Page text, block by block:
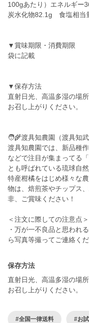
100gあたり）エネルギ
炭水化物82.1g 食塩相当
▼賞味期限・消費期限
袋に記載
▼保存方法
直射日光、高温多湿の場
お召し上がりください。
🧑‍🌾渡具知農園（渡具知
渡具知農園では、新品種
などで注目が集まってる
とも呼ばれている琉球自
特産柑橘をはじめ様々な
物は、焙煎茶やチップス
非、ご賞味ください！
＜注文に際しての注意点＞
・万が一不良品と思われ
ら写真等撮ってご連絡くだ
保存方法
直射日光、高温多湿の場
お召し上がりください。
#全国一律送料 #お